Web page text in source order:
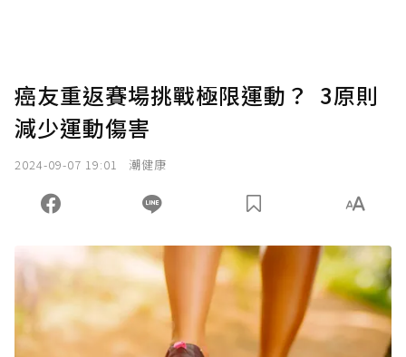
癌友重返賽場挑戰極限運動？ 3原則
減少運動傷害
2024-09-07 19:01 潮健康